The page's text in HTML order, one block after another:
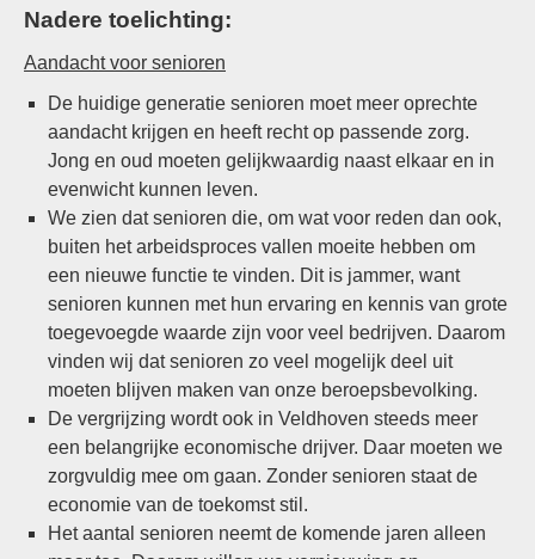
Nadere toelichting:
Aandacht voor senioren
De huidige generatie senioren moet meer oprechte
aandacht krijgen en heeft recht op passende zorg.
Jong en oud moeten gelijkwaardig naast elkaar en in
evenwicht kunnen leven.
We zien dat senioren die, om wat voor reden dan ook,
buiten het arbeidsproces vallen moeite hebben om
een nieuwe functie te vinden. Dit is jammer, want
senioren kunnen met hun ervaring en kennis van grote
toegevoegde waarde zijn voor veel bedrijven. Daarom
vinden wij dat senioren zo veel mogelijk deel uit
moeten blijven maken van onze beroepsbevolking.
De vergrijzing wordt ook in Veldhoven steeds meer
een belangrijke economische drijver. Daar moeten we
zorgvuldig mee om gaan. Zonder senioren staat de
economie van de toekomst stil.
Het aantal senioren neemt de komende jaren alleen